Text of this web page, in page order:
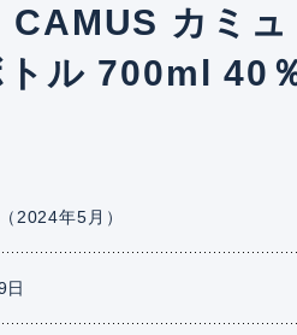
CAMUS カミュ
ル 700ml 40
2024年5月）
日